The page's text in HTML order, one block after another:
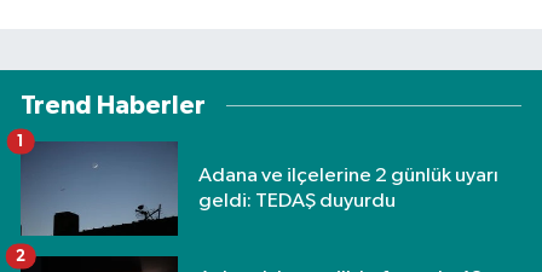
Trend Haberler
Adana ve ilçelerine 2 günlük uyarı
geldi: TEDAŞ duyurdu
1
2